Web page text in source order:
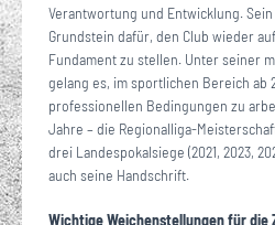
Verantwortung und Entwicklung.
Grundstein dafür, den Club wieder
Fundament zu stellen. Unter seiner
gelang es, im sportlichen Bereich ab
professionellen Bedingungen zu
Jahre – die Regionalliga-
drei Landespokalsiege (2021, 2023,
auch seine Handschrift.
Wichtige Weichenstellungen für die